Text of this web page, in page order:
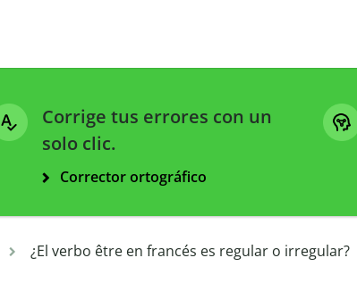
Corrige tus errores con un
solo clic.
Corrector ortográfico
¿El verbo être en francés es regular o irregular?